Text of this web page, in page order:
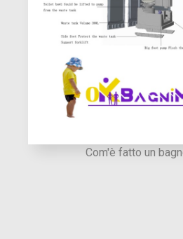
Com'è fatto un